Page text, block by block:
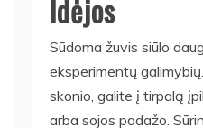
idėjos
Sūdoma žuvis siūlo
eksperimentų
skonio, galite į tirpalą
arba sojos padažo.